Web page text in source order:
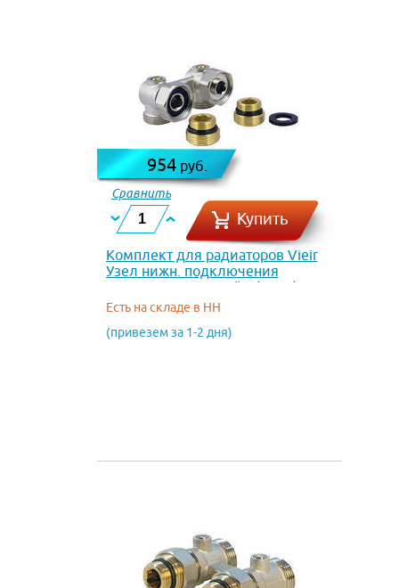
954 руб.
Сравнить
Купить
Комплект для радиаторов Vieir
Узел нижн. подключения
радиаторов угловой 1/2 х 3/4
VR309
Есть на складе в НН
(привезем за 1-2 дня)